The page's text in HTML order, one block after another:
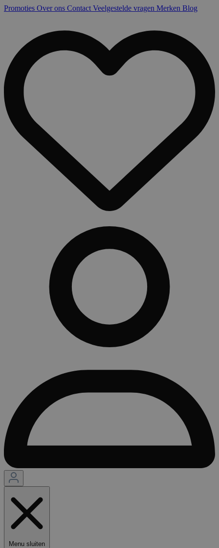
Promoties Over ons Contact Veelgestelde vragen Merken Blog
Menu sluiten